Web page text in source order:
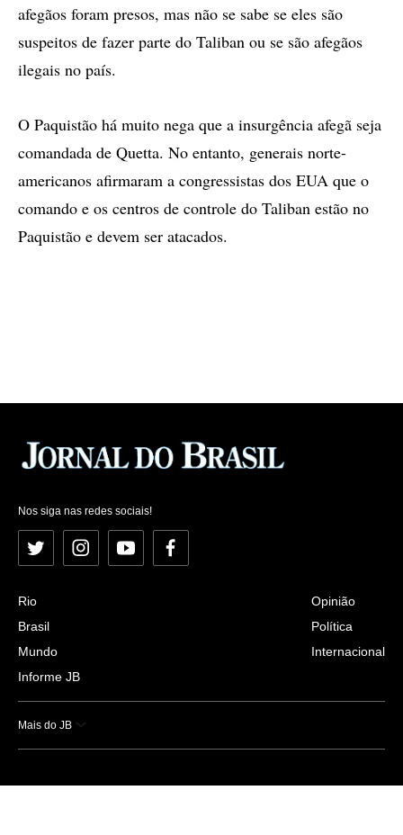
afegãos foram presos, mas não se sabe se eles são
suspeitos de fazer parte do Taliban ou se são afegãos
ilegais no país.
O Paquistão há muito nega que a insurgência afegã seja
comandada de Quetta. No entanto, generais norte-
americanos afirmaram a congressistas dos EUA que o
comando e os centros de controle do Taliban estão no
Paquistão e devem ser atacados.
Nos siga nas redes sociais!
Twitter InstagramYouTubeFacebook
Rio
Brasil
Mundo
Informe JB
Opinião
Política
Internacional
Mais do JB
Esportes